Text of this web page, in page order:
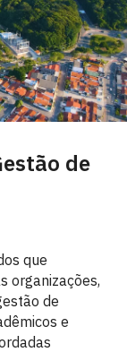
de
que
organizações,
de
e